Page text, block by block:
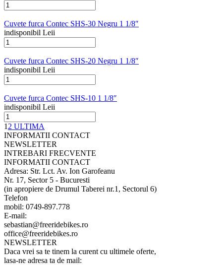
Cuvete furca Contec SHS-30 Negru 1 1/8″
indisponibil Leii
Cuvete furca Contec SHS-20 Negru 1 1/8″
indisponibil Leii
Cuvete furca Contec SHS-10 1 1/8″
indisponibil Leii
1 2 ULTIMA
INFORMATII CONTACT
NEWSLETTER
INTREBARI FRECVENTE
INFORMATII CONTACT
Adresa: Str. Lct. Av. Ion Garofeanu
Nr. 17, Sector 5 - Bucuresti
(in apropiere de Drumul Taberei nr.1, Sectorul 6)
Telefon
mobil: 0749-897.778
E-mail:
sebastian@freeridebikes.ro
office@freeridebikes.ro
NEWSLETTER
Daca vrei sa te tinem la curent cu ultimele oferte,
lasa-ne adresa ta de mail: